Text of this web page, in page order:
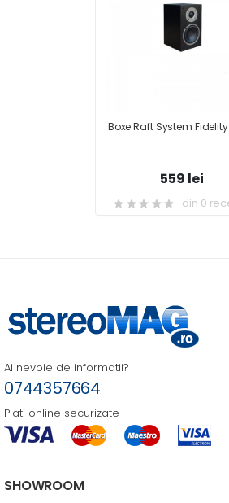
Boxe Raft System Fidelity
559 lei
din 0
Ai nevoie de informatii?
0744357664
Plati online securizate
SHOWROOM